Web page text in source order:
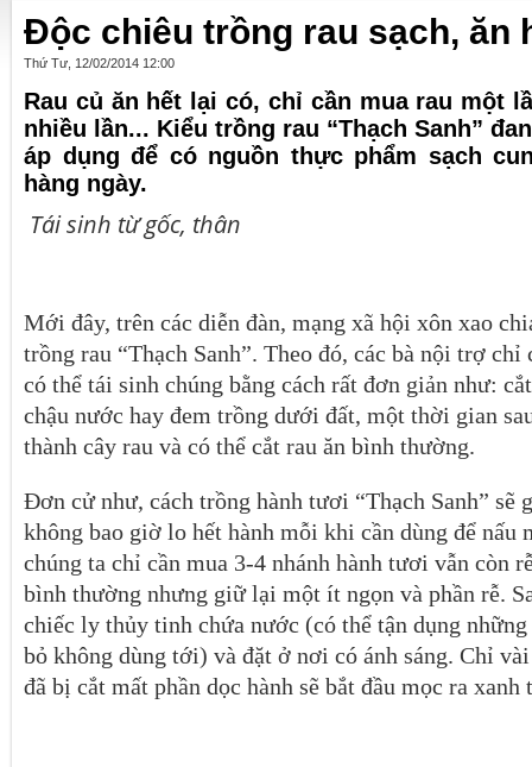
Độc chiêu trồng rau sạch, ăn
Thứ Tư, 12/02/2014 12:00
Rau củ ăn hết lại có, chỉ cần mua rau một
nhiều lần... Kiểu trồng rau “Thạch Sanh”
áp dụng để có nguồn thực phẩm sạch
hàng ngày.
Tái sinh từ gốc, thân
Mới đây, trên các diễn đàn, mạng xã hội xôn xao
trồng rau “Thạch Sanh”. Theo đó, các bà nội trợ chỉ
có thể tái sinh chúng bằng cách rất đơn giản như:
chậu nước hay đem trồng dưới đất, một thời gian
thành cây rau và có thể cắt rau ăn bình thường.
Đơn cử như, cách trồng hành tươi “Thạch Sanh” sẽ
không bao giờ lo hết hành mỗi khi cần dùng để nấu
chúng ta chỉ cần mua 3-4 nhánh hành tươi vẫn còn
bình thường nhưng giữ lại một ít ngọn và phần rễ.
chiếc ly thủy tinh chứa nước (có thể tận dụng
bỏ không dùng tới) và đặt ở nơi có ánh sáng. Chỉ vài
đã bị cắt mất phần dọc hành sẽ bắt đầu mọc ra